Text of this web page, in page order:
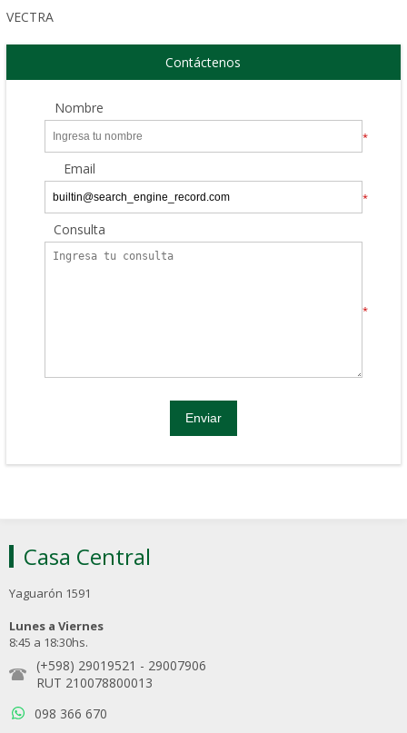
VECTRA
Contáctenos
Nombre
*
Email
*
Consulta
*
Casa Central
Yaguarón 1591
Lunes a Viernes
8:45 a 18:30hs.
(+598) 29019521 - 29007906
RUT 210078800013
098 366 670